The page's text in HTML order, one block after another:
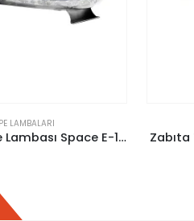
LAMBALARI
Expert E-122